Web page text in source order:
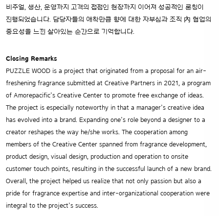
비주얼, 생산, 운영까지 고객의 접점인 현장까지 이어져 성공적인 론칭이
진행되었습니다. 담당자들의 애착만큼 향에 대한 자부심과 조직 內 협업의
중요성을 느낀 살아있는 순간으로 기억합니다.
Closing Remarks
PUZZLE WOOD is a project that originated from a proposal for an air-
freshening fragrance submitted at Creative Partners in 2021, a program
of Amorepacific’s Creative Center to promote free exchange of ideas.
The project is especially noteworthy in that a manager’s creative idea
has evolved into a brand. Expanding one’s role beyond a designer to a
creator reshapes the way he/she works. The cooperation among
members of the Creative Center spanned from fragrance development,
product design, visual design, production and operation to onsite
customer touch points, resulting in the successful launch of a new brand.
Overall, the project helped us realize that not only passion but also a
pride for fragrance expertise and inter-organizational cooperation were
integral to the project’s success.